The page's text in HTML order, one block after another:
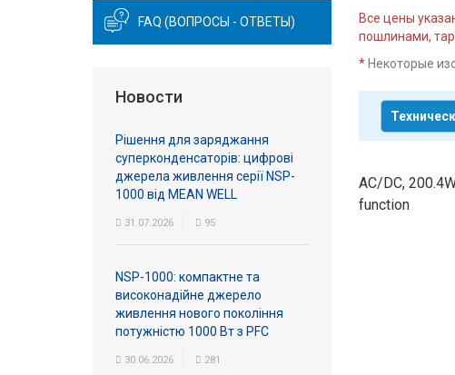
поддержка
Все цены
пошлинами,
* Некоторые
AC/DC,
function
FAQ (ВОПРОСЫ - ОТВЕТЫ)
Новости
Рішення для заряджання
суперконденсаторів: цифрові
джерела живлення серії NSP-
1000 від MEAN WELL
31.07.2026 95
NSP-1000: компактне та
високонадійне джерело
живлення нового покоління
потужністю 1000 Вт з PFC
30.06.2026 281